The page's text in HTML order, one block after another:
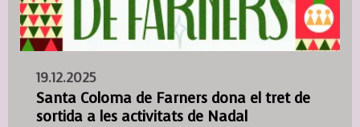
19.12.2025
Santa Coloma de Farners dona el tret de
sortida a les activitats de Nadal